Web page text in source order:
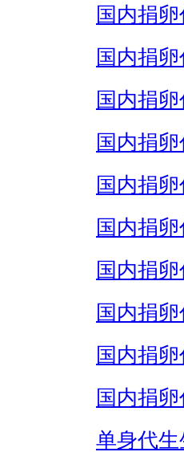
国内捐
国内捐
国内捐
国内捐
国内捐
国内捐
国内捐
国内捐
国内捐
国内捐
单身代